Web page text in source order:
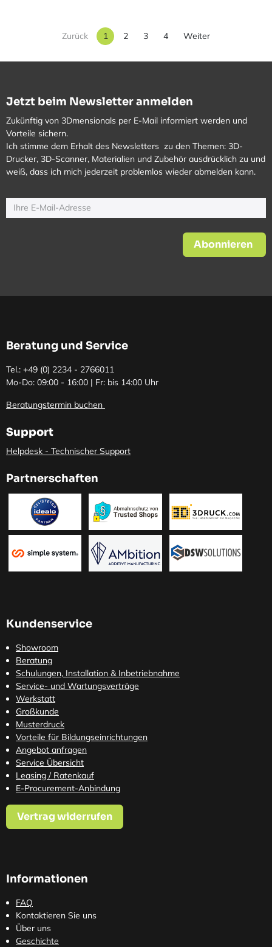
Zurück 1 2 3 4 Weiter
Jetzt beim Newsletter anmelden
Zukünftig von 3Dmensionals per E-Mail informiert werden und
Vorteile sichern.
Ich stimme dem Erhalt des Newsletters zu den Themen: 3D-
Drucker, 3D-Scanner, Materialien und Zubehör ausdrücklich zu und
weiß, dass ich mich jederzeit problemlos wieder abmelden kann.
Abonnieren
Beratung und Service
Tel.: +49 (0) 2234 - 2766011
Mo-Do: 09:00 - 16:00 | Fr: bis 14:00 Uhr
Beratungstermin buchen
Support
Helpdesk - Technischer Support
Partnerschaften
Kundenservice
Showroom
Beratung
Schulungen, Installation & Inbetriebnahme
Service- und Wartungsverträge
Werkstatt
Großkunde
Musterdruck
Vorteile für Bildungseinrichtungen
Angebot anfragen
Service Übersicht
Leasing / Ratenkauf
E-Procurement-Anbindung
Vertrag widerrufen
Informationen
FAQ
Kontaktieren Sie uns
Über uns
Geschichte